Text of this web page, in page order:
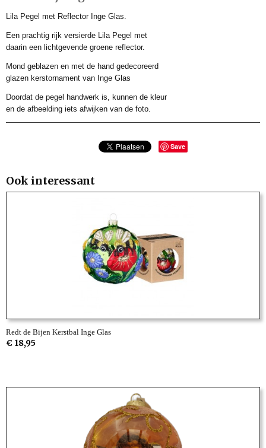
IGR206960
Productcode leverancier
Afmetingen (l,b,h)
Lila Pegel met Reflector Inge Glas.
Een prachtig rijk versierde Lila Pegel met
daarin een lichtgevende groene reflector.
Mond geblazen en met de hand gedecoreerd
glazen kerstornament van Inge Glas
Doordat de pegel handwerk is, kunnen de kleur
en de afbeelding iets afwijken van de foto.
Save
Ook interessant
Redt de Bijen Kerstbal Inge Glas
€ 18,95